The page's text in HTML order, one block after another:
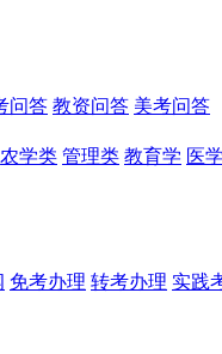
问答 教资问答 美考问答
农学类 管理类 教育学 医
免考办理 转考办理 实践